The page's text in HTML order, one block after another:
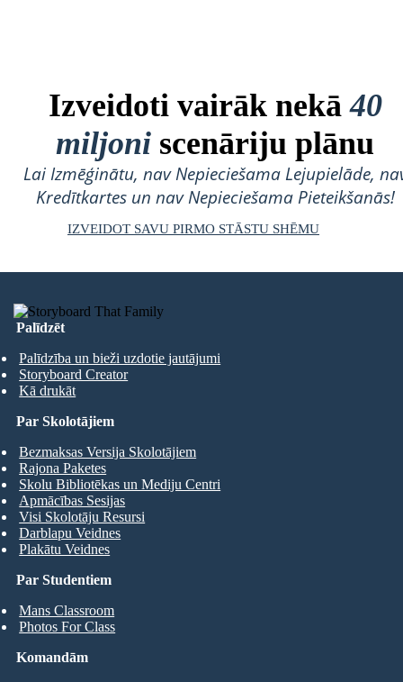
Izveidoti vairāk nekā40
miljoni scenāriju plānu
Lai Izmēģinātu, nav Nepieciešama Lejupielāde,
Kredītkartes un nav Nepieciešama Pieteikšanās!
IZVEIDOT SAVU PIRMO STĀSTU SHĒMU
Palīdzēt
Palīdzība un bieži uzdotie jautājumi
Storyboard Creator
Kā drukāt
Par Studentiem
Mans Classroom
Photos For Class
Par Skolotājiem
Bezmaksas Versija Skolotājiem
Rajona Paketes
Skolu Bibliotēkas un Mediju Centri
Apmācības Sesijas
Visi Skolotāju Resursi
Darblapu Veidnes
Plakātu Veidnes
Komandām